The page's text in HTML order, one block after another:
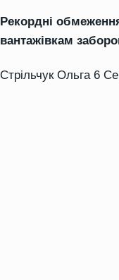
Рекордні
вантажівкам
Стрільчук Ольга 6